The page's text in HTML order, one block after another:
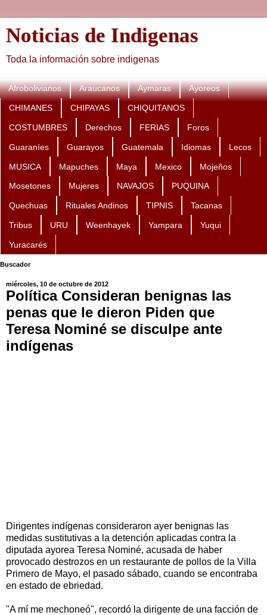
Noticias de Indigenas
Toda la información sobre indigenas
Afrobolivianos Araucanos Aymaras Ayoreos
CHIMANES CHIPAYAS CHIQUITANOS
COSTUMBRES Derechos FERIAS Foros
Guaraníes Guarayos Guatemala Idiomas Lecos
MUSICA Mapuches Maya Mexico Mojeños
Mosetones Mujeres NAVAJOS PUQUINA
Quechuas Rituales Andinos TIPNIS Tacanas
Tribus URU Weenhayek Yampara Yuqui
Yuracarés
Buscador
miércoles, 10 de octubre de 2012
Política Consideran benignas las
penas que le dieron Piden que
Teresa Nominé se disculpe ante
indígenas
Dirigentes indígenas consideraron ayer benignas las
medidas sustitutivas a la detención aplicadas contra la
diputada ayorea Teresa Nominé, acusada de haber
provocado destrozos en un restaurante de pollos de la Villa
Primero de Mayo, el pasado sábado, cuando se encontraba
en estado de ebriedad.
"A mí me mechoneó", recordó la dirigente de una facción de